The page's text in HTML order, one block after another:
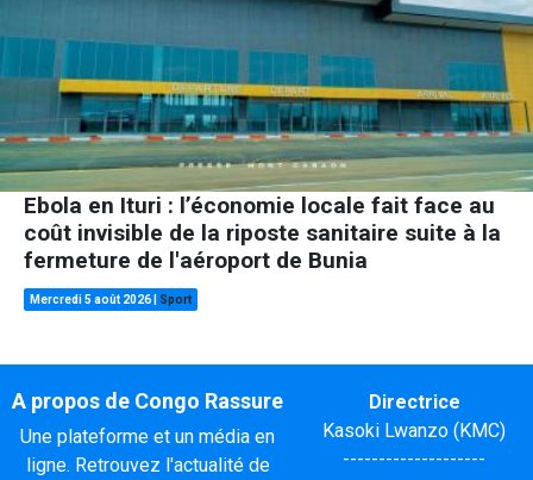
Ebola en Ituri : l’économie locale fait face au
coût invisible de la riposte sanitaire suite à la
fermeture de l'aéroport de Bunia
Mercredi 5 août 2026 Sport
A propos de Congo Rassure
Une plateforme et un média en
ligne. Retrouvez l'actualité de
Directrice
Kasoki Lwanzo (KMC)
--------------------